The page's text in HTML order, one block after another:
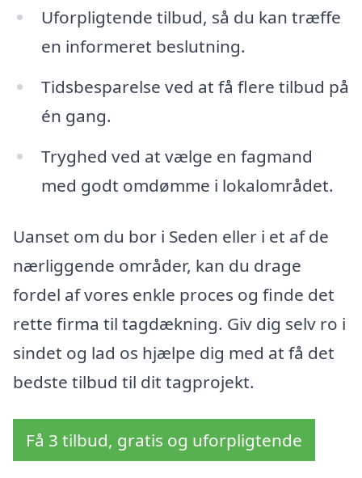
Uforpligtende tilbud, så du kan træffe
en informeret beslutning.
Tidsbesparelse ved at få flere tilbud på
én gang.
Tryghed ved at vælge en fagmand
med godt omdømme i lokalområdet.
Uanset om du bor i Seden eller i et af de
nærliggende områder, kan du drage
fordel af vores enkle proces og finde det
rette firma til tagdækning. Giv dig selv ro i
sindet og lad os hjælpe dig med at få det
bedste tilbud til dit tagprojekt.
Få 3 tilbud, gratis og uforpligtende